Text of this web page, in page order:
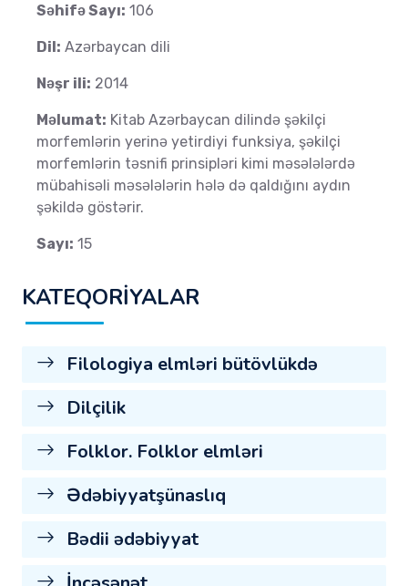
Səhifə Sayı: 106
Dil: Azərbaycan dili
Nəşr ili: 2014
Məlumat: Kitab Azərbaycan dilində şəkilçi
morfemlərin yerinə yetirdiyi funksiya, şəkilçi
morfemlərin təsnifi prinsipləri kimi məsələlərdə
mübahisəli məsələlərin hələ də qaldığını aydın
şəkildə göstərir.
Sayı: 15
KATEQORİYALAR
Filologiya elmləri bütövlükdə
Dilçilik
Folklor. Folklor elmləri
Ədəbiyyatşünaslıq
Bədii ədəbiyyat